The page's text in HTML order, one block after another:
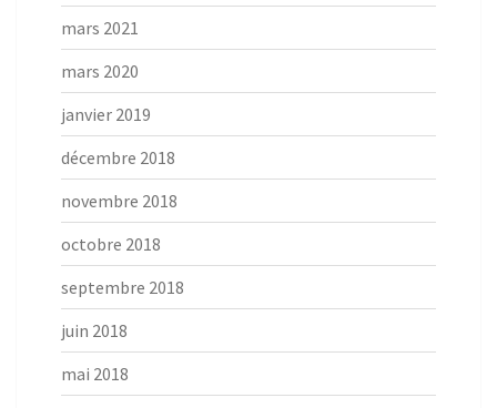
mars 2021
mars 2020
janvier 2019
décembre 2018
novembre 2018
octobre 2018
septembre 2018
juin 2018
mai 2018